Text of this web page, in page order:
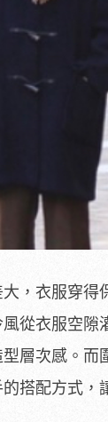
，衣服穿
從衣服空
層次感。
搭配方式，